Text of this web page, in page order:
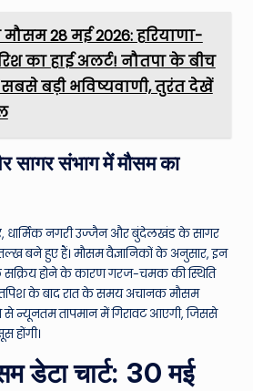
28 मई 2026: हरियाणा-
का हाई अलर्ट! नौतपा के बीच
बड़ी भविष्यवाणी, तुरंत देखें
संभाग में मौसम का
नगरी उज्जैन और बुंदेलखंड के सागर
बने हुए हैं। मौसम वैज्ञानिकों के अनुसार, इन
के सक्रिय होने के कारण गरज-चमक की स्थिति
के बाद रात के समय अचानक मौसम
से न्यूनतम तापमान में गिरावट आएगी, जिससे
होंगी।
डेटा चार्ट: 30 मई